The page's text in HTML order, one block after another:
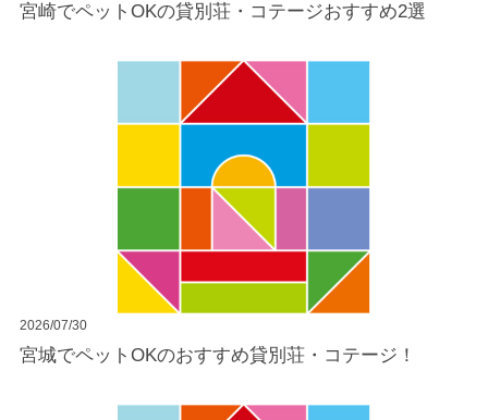
宮崎でペットOKの貸別荘・コテージおすすめ2選
2026/07/30
宮城でペットOKのおすすめ貸別荘・コテージ！